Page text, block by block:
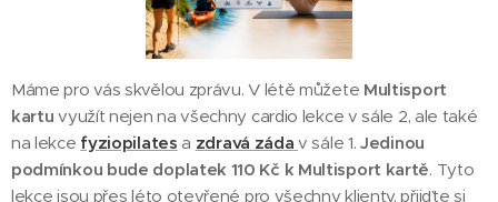
Máme pro vás skvělou zprávu. V létě můžete Multisport
kartuvyužít nejen na všechny cardio lekce v sále 2, ale také
na lekce fyziopilates a zdravá záda v sále 1.Jedinou
podmínkou bude doplatek 110 Kč k Multisport kartě. Tyto
lekce jsou přes léto otevřené pro všechny klienty, přijďte si